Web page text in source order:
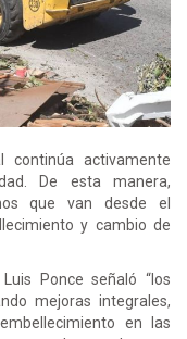
continúa activamente
De esta manera,
que van desde el
y cambio de
Ponce señaló “los
mejoras integrales,
en las